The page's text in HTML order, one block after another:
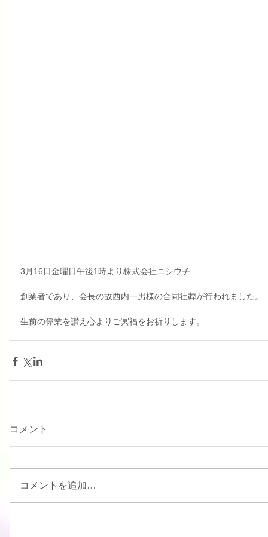
3月16日金曜日午後1時より株式会社ニシウチ
創業者であり、会長の故西内一男様の合同社葬が行われました。
生前の偉業を讃え心よりご冥福をお祈りします。
コメント
コメントを追加…